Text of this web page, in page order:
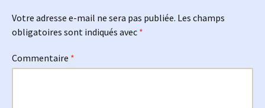
Votre adresse e-mail ne sera pas publiée. Les champs
obligatoires sont indiqués avec *
Commentaire *